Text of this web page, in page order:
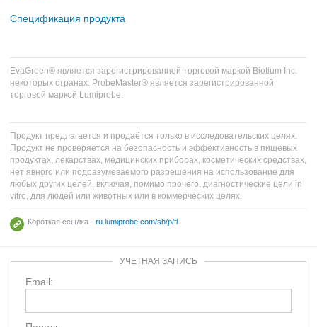
Спецификация продукта
EvaGreen® является зарегистрированной торговой маркой Biotium Inc.
некоторых странах. ProbeMaster® является зарегистрированной
торговой маркой Lumiprobe.
Продукт предлагается и продаётся только в исследовательских целях.
Продукт не проверяется на безопасность и эффективность в пищевых
продуктах, лекарствах, медицинских приборах, косметических средствах,
нет явного или подразумеваемого разрешения на использование для
любых других целей, включая, помимо прочего, диагностические цели in
vitro, для людей или животных или в коммерческих целях.
Короткая ссылка - ru.lumiprobe.com/sh/p/fl
УЧЕТНАЯ ЗАПИСЬ
Email: